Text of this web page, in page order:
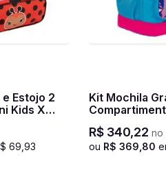
Estojo 2
Kids X
69,93
Kit Mochila
Colorido
R$ 340,22 no
ou R$ 369,80